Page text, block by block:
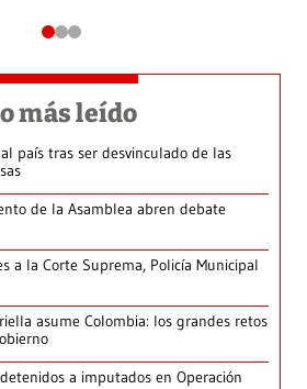
más leído
país tras ser desvinculado de las
de la Asamblea abren debate
a la Corte Suprema, Policía Municipal
asume Colombia: los grandes retos
a imputados en Operación